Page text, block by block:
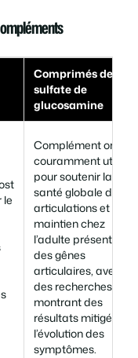
Comprimés de
sulfate de
glucosamine
le
Complément oral
couramment utilisé
pour soutenir la
santé globale des
articulations et leur
maintien chez
l’adulte présentant
des gênes
articulaires, avec
des recherches
montrant des
résultats mitigés sur
l’évolution des
symptômes.